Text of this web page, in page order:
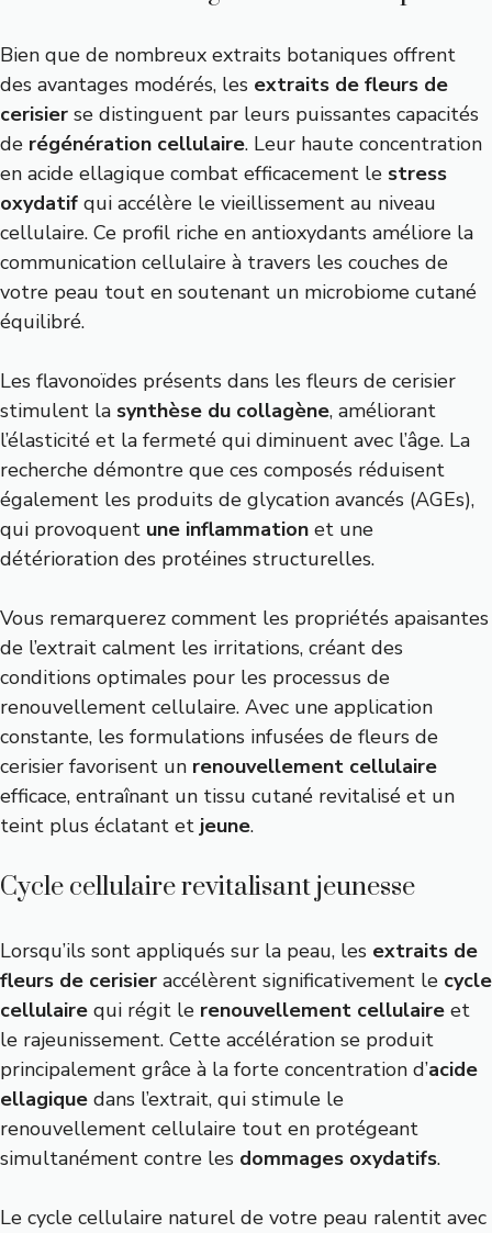
Bien que de nombreux extraits botaniques offrent
des avantages modérés, les extraits de fleurs de
cerisier se distinguent par leurs puissantes capacités
de régénération cellulaire. Leur haute concentration
en acide ellagique combat efficacement le stress
oxydatif qui accélère le vieillissement au niveau
cellulaire. Ce profil riche en antioxydants améliore la
communication cellulaire à travers les couches de
votre peau tout en soutenant un microbiome cutané
équilibré.
Les flavonoïdes présents dans les fleurs de cerisier
stimulent la synthèse du collagène, améliorant
l’élasticité et la fermeté qui diminuent avec l’âge. La
recherche démontre que ces composés réduisent
également les produits de glycation avancés (AGEs),
qui provoquent une inflammation et une
détérioration des protéines structurelles.
Vous remarquerez comment les propriétés apaisantes
de l’extrait calment les irritations, créant des
conditions optimales pour les processus de
renouvellement cellulaire. Avec une application
constante, les formulations infusées de fleurs de
cerisier favorisent un renouvellement cellulaire
efficace, entraînant un tissu cutané revitalisé et un
teint plus éclatant et jeune.
Cycle cellulaire revitalisant jeunesse
Lorsqu’ils sont appliqués sur la peau, les extraits de
fleurs de cerisier accélèrent significativement le cycle
cellulaire qui régit le renouvellement cellulaire et
le rajeunissement. Cette accélération se produit
principalement grâce à la forte concentration d’acide
ellagique dans l’extrait, qui stimule le
renouvellement cellulaire tout en protégeant
simultanément contre les dommages oxydatifs.
Le cycle cellulaire naturel de votre peau ralentit avec